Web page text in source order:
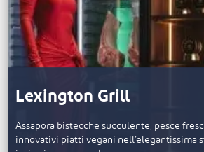
Lexington Grill
Assapora bistecche succulente, pesce
innovativi piatti vegani nell’elegantissima